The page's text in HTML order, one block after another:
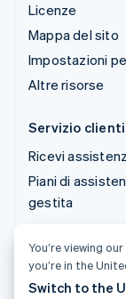
Licenze
Mappa del sito
Impostazioni
Altre risorse
Servizio clienti
Ricevi
Piani di
gestita
© 2026 Stripe,
You’re viewing
you’re in the
Switch to the